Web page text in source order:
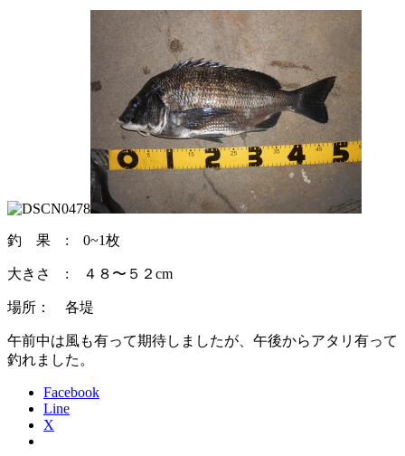
釣 果 : 0~1枚
大きさ : ４８〜５２cm
場所： 各堤
午前中は風も有って期待しましたが、午後からアタリ有って
釣れました。
Facebook
Line
X